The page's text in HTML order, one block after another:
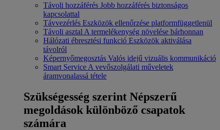
Távoli hozzáférés Jobb hozzáférés biztonságos
kapcsolattal
Távvezérlés Eszközök ellenőrzése platformfüggetlenül
Távoli asztal A termelékenység növelése bárhonnan
Hálózati ébresztési funkció Eszközök aktiválása
távolról
Képernyőmegosztás Valós idejű vizuális kommunikáció
Smart Service A vevőszolgálati műveletek
áramvonalassá tétele
Szükségesség szerint Népszerű
megoldások különböző csapatok
számára